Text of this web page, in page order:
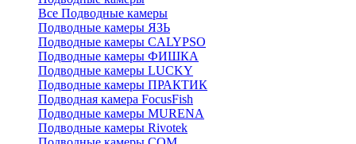
Все Подводные камеры
Подводные камеры ЯЗЬ
Подводные камеры CALYPSO
Подводные камеры ФИШКА
Подводные камеры LUCKY
Подводные камеры ПРАКТИК
Подводная камера FocusFish
Подводные камеры MURENA
Подводные камеры Rivotek